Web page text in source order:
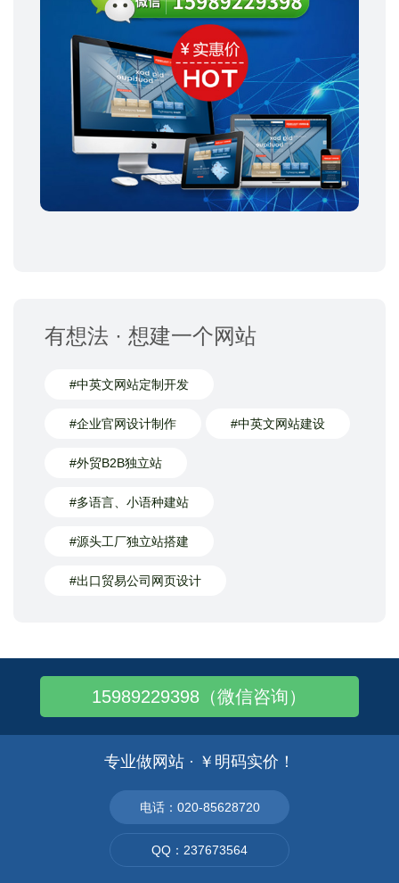
有想法 · 想建一个网站
#中英文网站定制开发
#企业官网设计制作 #中英文网站建设
#外贸B2B独立站
#多语言、小语种建站
#源头工厂独立站搭建
#出口贸易公司网页设计
15989229398（微信咨询）
专业做网站 · ￥明码实价！
电话：020-85628720
QQ：237673564